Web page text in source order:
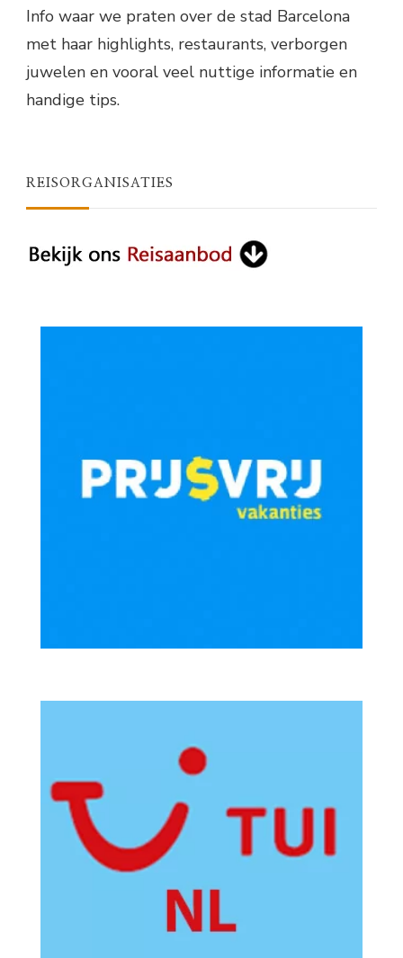
Info waar we praten over de stad Barcelona
met haar highlights, restaurants, verborgen
juwelen en vooral veel nuttige informatie en
handige tips.
REISORGANISATIES